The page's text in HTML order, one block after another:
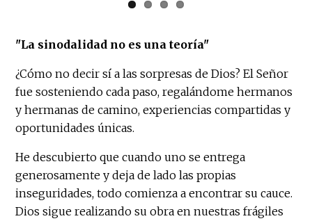
"La sinodalidad no es una teoría"
¿Cómo no decir sí a las sorpresas de Dios? El Señor
fue sosteniendo cada paso, regalándome hermanos
y hermanas de camino, experiencias compartidas y
oportunidades únicas.
He descubierto que cuando uno se entrega
generosamente y deja de lado las propias
inseguridades, todo comienza a encontrar su cauce.
Dios sigue realizando su obra en nuestras frágiles